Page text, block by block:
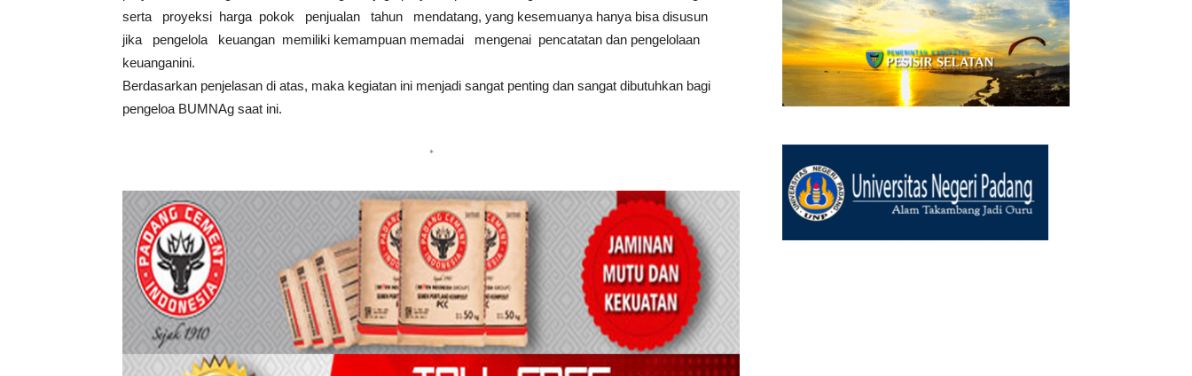
serta proyeksi harga pokok penjualan tahun mendatang, yang kesemuanya hanya bisa disusun
jika pengelola keuangan memiliki kemampuan memadai mengenai pencatatan dan pengelolaan
keuanganini.
Berdasarkan penjelasan di atas, maka kegiatan ini menjadi sangat penting dan sangat dibutuhkan bagi
pengeloa BUMNAg saat ini.
*